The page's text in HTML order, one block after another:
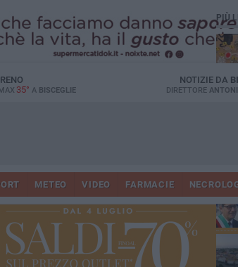
35° A BISCEGLIE
NOTIZIE DA
DIRETTORE
METEO VIDEO FARMACIE
PIÙ